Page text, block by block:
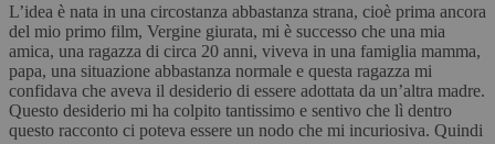
L’idea è nata in una circostanza abbastanza strana, cioè prima ancora
del mio primo film, Vergine giurata, mi è successo che una mia
amica, una ragazza di circa 20 anni, viveva in una famiglia mamma,
papa, una situazione abbastanza normale e questa ragazza mi
confidava che aveva il desiderio di essere adottata da un’altra madre.
Questo desiderio mi ha colpito tantissimo e sentivo che lì dentro
questo racconto ci poteva essere un nodo che mi incuriosiva. Quindi